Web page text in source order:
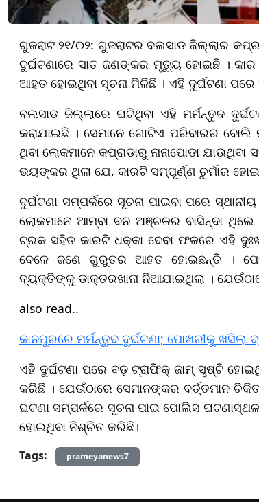
ଗୁଜରାଟ ୨୧/୦୨: ଗୁଜରାଟର ବଲସାଡ ଜିଲ୍ଲାର
ଦୁର୍ଘଟଣାରେ ସାତ ଜଣଙ୍କର ମୃତ୍ୟୁ ହୋଇଛି ।
ଆହତ ହୋଇଥିବା ସୂଚନା ମିଳିଛି । ଏହି ଦୁର୍ଘଟଣା
ବଲସାଡ ଜିଲ୍ଲାରେ ଘଟିଥିବା ଏହି ମର୍ମନ୍ତୁଦ
କରାଯାଇଛି । ସେମାନେ ଗୋଟିଏ ପରିବାରର ବୋଲି
ଥିବା ଲୋକମାନେ କପ୍ରାଡାରୁ ନାନାପୋଡା
ଭୟଙ୍କର ଥିଲା ଯେ, କାରଟି ସମ୍ପୂର୍ଣ୍ଣ ଚୁର୍ମାର
ଦୁର୍ଘଟଣା ସମ୍ପର୍କରେ ସୂଚନା ପାଇବା ପରେ
ଲୋକମାନେ ଆମ୍ବା ବନ ଅଞ୍ଚଳର ବାସିନ୍ଦା ଥିଲେ
ଟ୍ରକ ସହିତ କାରଟି ଧକ୍କା ଦେବା ଫଳରେ ଏହି
ବେଳେ ଜଣେ ଗୁରୁତର ଆହତ ହୋଇଛନ୍ତି ।
ବ୍ୟକ୍ତିଙ୍କୁ ଡାକ୍ତରଖାନା ନିଆଯାଇଥିଲା ।
also read..
କାନପୁରରେ ମର୍ମନ୍ତୁଦ ଦୁର୍ଘଟଣା; ପୋଖରୀକୁ
ଏହି ଦୁର୍ଘଟଣା ପରେ ବଡ଼ ଟ୍ରାଫିକ୍ ଜାମ୍ ସୃଷ୍ଟି
କରିଛି । ଯେଉଁଠାରେ ସେମାନଙ୍କର ବର୍ତ୍ତମାନ
ଘଟଣା ସମ୍ପର୍କରେ ସୂଚନା ପାଇ ପୋଲିସ
ହୋଇଥିବା ନିଶ୍ଚିତ କରିଛି।
Tags: prameyanews7